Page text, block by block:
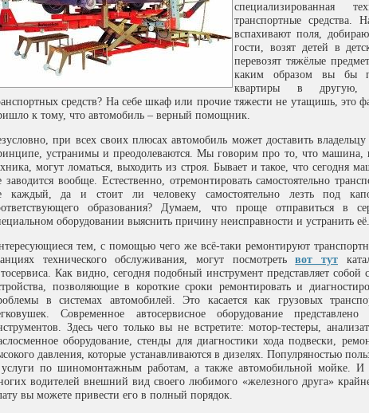
транспортные средства.
вспахивают поля,
гости, возят детей в
перевозят тяжёлые
каким образом вы бы
квартиры в
средств? На себе шкаф или прочие тяжести не утащишь, это
к тому, что автомобиль – верный помощник.
при всех своих плюсах автомобиль может доставить
устранимы и преодолеваются. Мы говорим про то, что машина,
могут ломаться, выходить из строя. Бывает и такое, что сегодня
заводится вообще. Естественно, отремонтировать самостоятельно
каждый, да и стоит ли человеку самостоятельно лезть под
образования? Думаем, что проще отправиться в
оборудовании выяснить причину неисправности и устранить её.
тем, с помощью чего же всё-таки ремонтируют
технического обслуживания, могут посмотретьвот тут
Как видно, сегодня подобный инструмент представляет
позволяющие в короткие сроки ремонтировать и
в системах автомобилей. Это касается как грузовых
Современное автосервисное оборудование
Здесь чего только вы не встретите: мотор-тестеры,
оборудование, стенды для диагностики хода подвески,
давления, которые устанавливаются в дизелях. Популряностью
по шиномонтажным работам, а также автомобильной мойке. И
водителей внешний вид своего любимого «железного друга»
вы можете привести его в полный порядок.